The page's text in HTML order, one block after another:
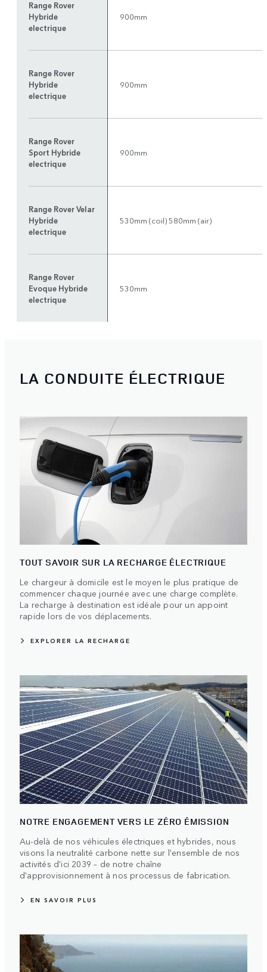
Range Rover
Hybride
electrique
900mm
Range Rover
Hybride
electrique
900mm
Range Rover
Sport Hybride
electrique
900mm
Range Rover Velar
Hybride
electrique
530mm (coil) 580mm (air)
Range Rover
Evoque Hybride
electrique
530mm
LA CONDUITE ÉLECTRIQUE
TOUT SAVOIR SUR LA RECHARGE ÉLECTRIQUE
Le chargeur à domicile est le moyen le plus pratique de
commencer chaque journée avec une charge complète.
La recharge à destination est idéale pour un appoint
rapide lors de vos déplacements.
EXPLORER LA RECHARGE
NOTRE ENGAGEMENT VERS LE ZÉRO ÉMISSION
Au-delà de nos véhicules électriques et hybrides, nous
visons la neutralité carbone nette sur l'ensemble de nos
activités d'ici 2039 – de notre chaîne
d'approvisionnement à nos processus de fabrication.
EN SAVOIR PLUS